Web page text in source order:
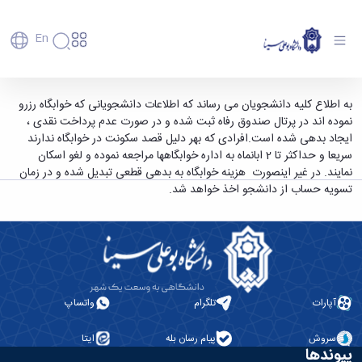
En
دانشگاه
تاریخچه
و
معرفی
برنامه
راهبردی
دانشگاه
نقشه
دانشگاه
ریاست
معاونت
آموزش
پذیرش
کارشناسی
تحصیلات
تکمیلی
پسا
دکترا
استعدادهای
دانشجویان
و
حمایت‌های
تحصیلی
پژوهش
فناوری و
کارآفرینی
دفتر
ارتباط
با
مراکز
تحقیقات
و فناوری
پژوهشکده
دانشکده‌ها
پردیس
اصلی
مهندسی
کشاورزی
و
انسانی
و
معماری
رفاهی
رفاهی
پرسنل
اداره
کارکنان
مهمانسرای
دانشجویان
مدیریت
دانشجویان
اعضای
هیأت
علمی
دانشجویان
فعالیت‌های
دانشجویی
انجمن‌های
علمی
پایگاه
خبری
بسنا
پیشخوان
اطلاعیه مهم در خصوص لغو اسکان - دانشگاه
بوعلی سینا همدان
به اطلاع کلیه دانشجویان می رساند که اطلاعات دانشجویانی که خوابگاه رزرو
نموده اند در پرتال صندوق رفاه ثبت شده و در صورت عدم پرداخت نقدی ،
ایجاد بدهی شده است.افرادی که بهر دلیل قصد سکونت در خوابگاه ندارند
سریعا و حداکثر تا 2 ابانماه به اداره خوابگاهها مراجعه نموده و لغو اسکان
نمایند. در غیر اینصورت هزینه خوابگاه به بدهی قطعی تبدیل شده و در زمان
تسویه حساب از دانشجو اخذ خواهد شد.
آپارات تلگرام واتساپ
سروش پیام رسان بله ایتا
پیوندها